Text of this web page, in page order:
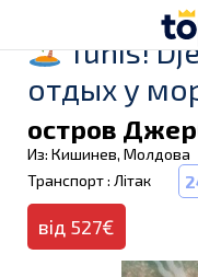
Tunis!
отдых у
остров
Из: Кишинев, Молдова
Транспорт : Літак
від 527€